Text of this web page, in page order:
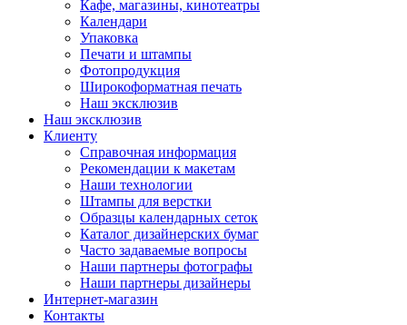
Кафе, магазины, кинотеатры
Календари
Упаковка
Печати и штампы
Фотопродукция
Широкоформатная печать
Наш эксклюзив
Наш эксклюзив
Клиенту
Справочная информация
Рекомендации к макетам
Наши технологии
Штампы для верстки
Образцы календарных сеток
Каталог дизайнерских бумаг
Часто задаваемые вопросы
Наши партнеры фотографы
Наши партнеры дизайнеры
Интернет-магазин
Контакты